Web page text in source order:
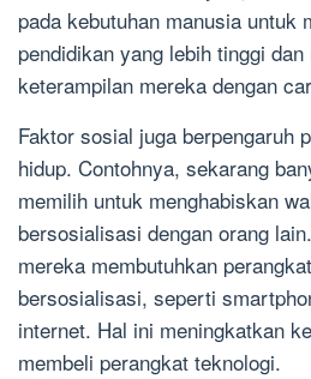
pada kebutuhan manusia untuk
pendidikan yang lebih tinggi
keterampilan mereka dengan
Faktor sosial juga berpengaruh
hidup. Contohnya, sekarang
memilih untuk menghabiskan
bersosialisasi dengan orang
mereka membutuhkan
bersosialisasi, seperti
internet. Hal ini meningkatkan
membeli perangkat teknologi.